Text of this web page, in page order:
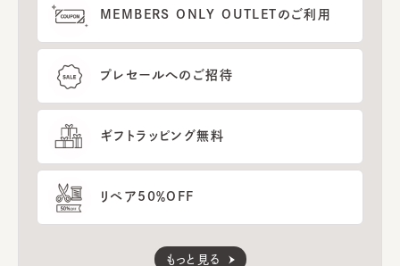
MEMBERS ONLY OUTLETのご利用
プレセールへのご招待
ギフトラッピング無料
リペア50％OFF
もっと見る